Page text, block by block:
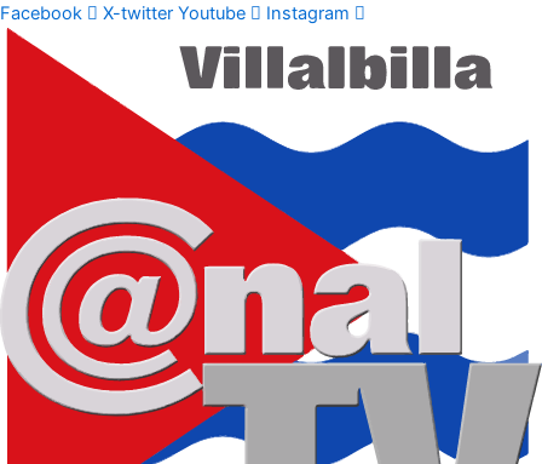
Facebook
X-twitter Youtube Instagram